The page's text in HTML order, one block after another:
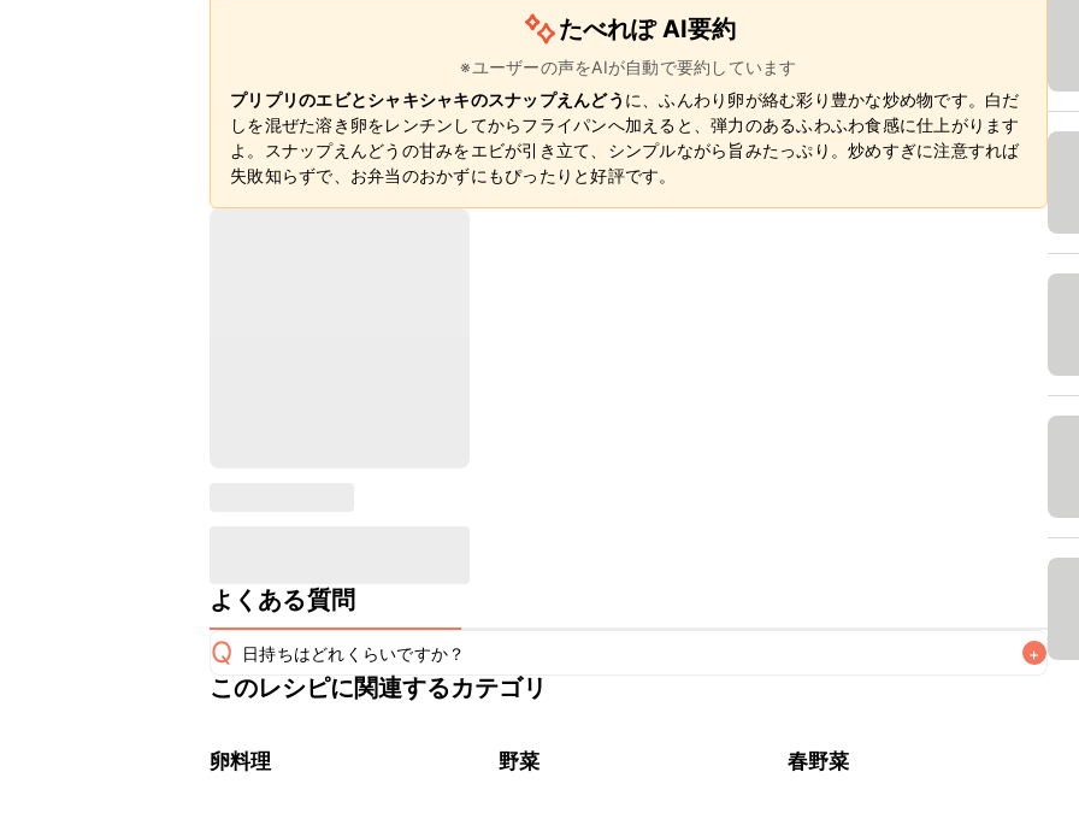
たべれぽ AI要約
※ユーザーの声をAIが自動で要約しています
プリプリのエビとシャキシャキのスナップえんどう に、ふんわり卵が絡む彩り豊かな炒め物です。白だ
しを混ぜた溶き卵をレンチンしてからフライパンへ加えると、弾力のあるふわふわ食感に仕上がります
よ。スナップえんどうの甘みをエビが引き立て、シンプルながら旨みたっぷり。炒めすぎに注意すれば
失敗知らずで、お弁当のおかずにもぴったりと好評です。
よくある質問
Q 日持ちはどれくらいですか？ +
保存期間は冷蔵で翌日中が目安です。なるべくお早めにお召し上がりください。
※日持ちは目安です。
このレシピに関連するカテゴリ
卵料理 野菜 春野菜